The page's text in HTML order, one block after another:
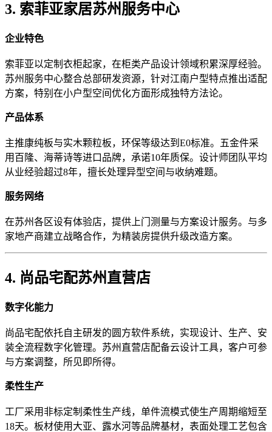
3. 索菲亚家居苏州服务中心
企业特色
索菲亚以定制衣柜起家，在柜类产品设计领域积累深厚经验。
苏州服务中心整合总部研发资源，针对江南户型特点推出适配
方案，特别在小户型空间优化方面形成独特方法论。
产品体系
主推康纯板与实木颗粒板，环保等级达到E0标准。五金件采
用百隆、海蒂诗等进口品牌，承诺10年质保。设计师团队平均
从业经验超过8年，擅长处理异型空间与收纳难题。
服务网络
在苏州各区设有体验店，提供上门测量与方案设计服务。与多
家地产商建立战略合作，为精装房提供升级改造方案。
4. 尚品宅配苏州直营店
数字化能力
尚品宅配依托自主研发的圆方软件系统，实现设计、生产、安
装全流程数字化管理。苏州直营店配备云设计工具，客户可参
与方案调整，所见即所得。
柔性生产
工厂采用非标定制柔性生产线，单件流模式使生产周期缩短至
18天。板材使用大亚、露水河等品牌基材，表面处理工艺包含